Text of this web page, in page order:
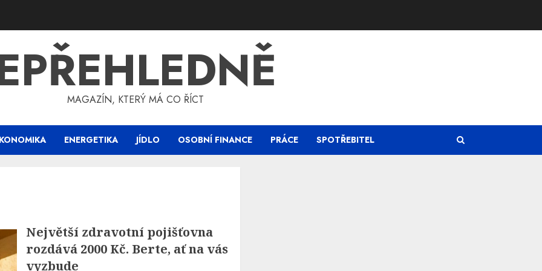
MAGAZÍN, KTERÝ MÁ CO ŘÍCT
ENERGETIKA JÍDLO OSOBNÍ FINANCE PRÁCE SPOTŘEBITEL
Největší zdravotní pojišťovna
rozdává 2000 Kč. Berte, ať na vás
vyzbude